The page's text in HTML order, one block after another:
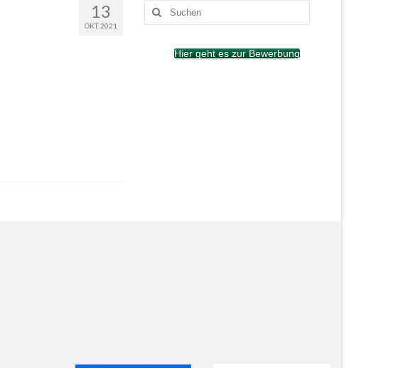
13
OKT. 2021
Suchen
nach:
Hier geht es zur Bewerbung